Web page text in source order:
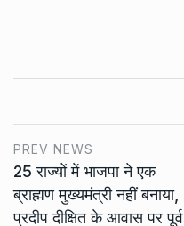
PREV NEWS
25 राज्यों में भाजपा ने एक
ब्राह्मण मुख्यमंत्री नहीं बनाया,
प्रदीप दीक्षित के आवास पर पूर्व